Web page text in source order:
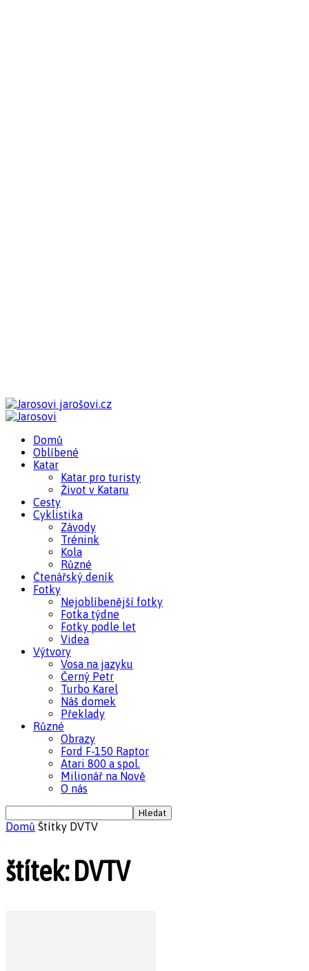
jarošovi.cz
Domů
Oblíbené
Katar
Katar pro turisty
Život v Kataru
Cesty
Cyklistika
Závody
Trénink
Kola
Různé
Čtenářský deník
Fotky
Nejoblíbenější fotky
Fotka týdne
Fotky podle let
Videa
Výtvory
Vosa na jazyku
Černý Petr
Turbo Karel
Náš domek
Překlady
Různé
Obrazy
Ford F-150 Raptor
Atari 800 a spol.
Milionář na Nově
O nás
Domů Štítky DVTV
štítek: DVTV